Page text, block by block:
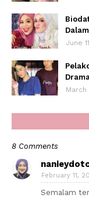
June
March
8 Comments
February 11,
Semalam